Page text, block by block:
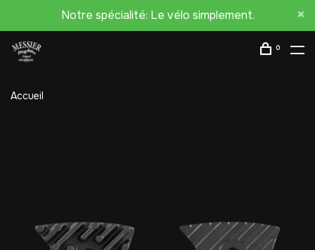
Notre spécialité: Le vélo simplement.
0
Accueil